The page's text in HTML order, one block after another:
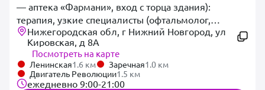
— аптека «Фармани», вход с торца здания):
терапия, узкие специалисты (офтальмолог,
невролог, эндокринолог, онколог, ведущий
хирург), хирургия, стоматология, гигиенические
процедуры, вакцинация, стационар/гостиница,
крио- и оксигенотерапия, ветаптека.
Нижегородская обл, г Нижний Новгород, ул
Кировская, д 8А
Посмотреть на карте
Ленинская1.6 км Заречная1.0 км
Двигатель Революции1.5 км
ежедневно 9:00-21:00